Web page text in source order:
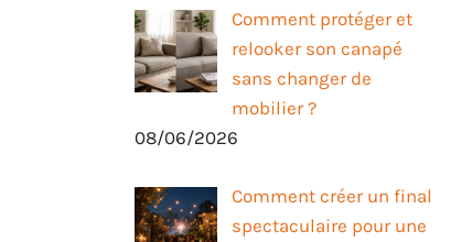
Comment protéger et
relooker son canapé
sans changer de
mobilier ?
08/06/2026
Comment créer un final
spectaculaire pour une